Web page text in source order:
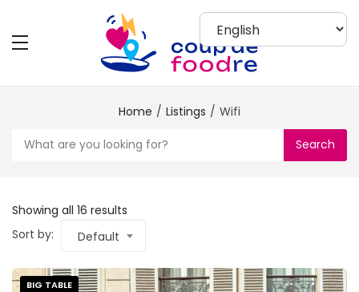
Home Listings Wifi
Search
Showing all 16 results
Sort by:
Default
BIG TABLE